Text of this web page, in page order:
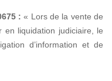
:« Lors de la vente de
en liquidation judiciaire, le
d’information et de